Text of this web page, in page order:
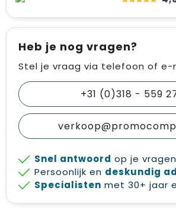
Heb je nog vragen?
Stel je vraag via telefoon of e-
+31 (0)318 - 559
Snel antwoord op je vragen
Persoonlijk en deskundig
Specialisten met 30+ jaar